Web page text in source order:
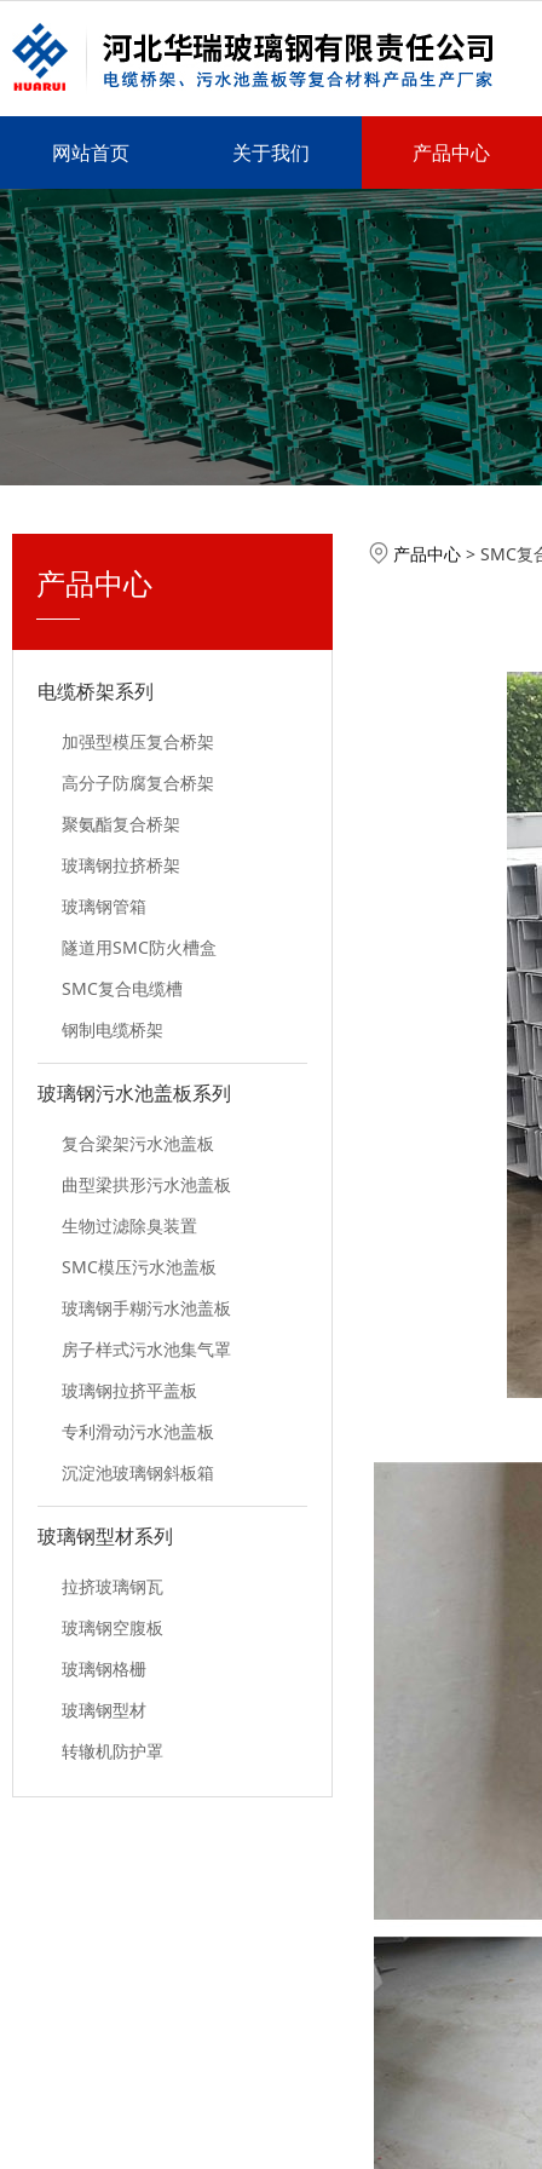
网站首页 关于我们 产品中心
产品中心
电缆桥架系列
加强型模压复合桥架
高分子防腐复合桥架
聚氨酯复合桥架
玻璃钢拉挤桥架
玻璃钢管箱
隧道用SMC防火槽盒
SMC复合电缆槽
钢制电缆桥架
玻璃钢污水池盖板系列
复合梁架污水池盖板
曲型梁拱形污水池盖板
生物过滤除臭装置
SMC模压污水池盖板
玻璃钢手糊污水池盖板
房子样式污水池集气罩
玻璃钢拉挤平盖板
专利滑动污水池盖板
沉淀池玻璃钢斜板箱
玻璃钢型材系列
拉挤玻璃钢瓦
玻璃钢空腹板
玻璃钢格栅
玻璃钢型材
转辙机防护罩
产品中心> SMC复